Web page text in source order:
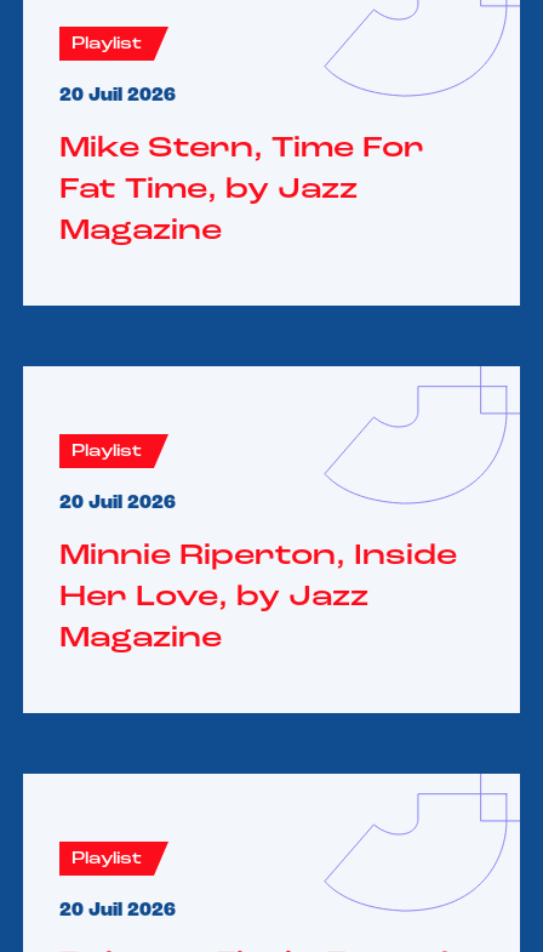
Playlist
20 Juil 2026
Mike Stern, Time For
Fat Time, by Jazz
Magazine
Playlist
20 Juil 2026
Minnie Riperton, Inside
Her Love, by Jazz
Magazine
Playlist
20 Juil 2026